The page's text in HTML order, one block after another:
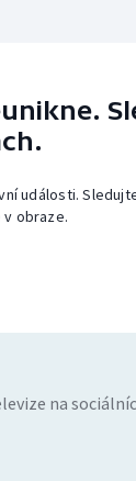
události.
v obraze.
na